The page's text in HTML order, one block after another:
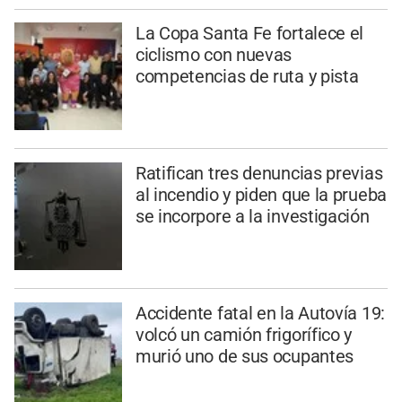
La Copa Santa Fe fortalece el
ciclismo con nuevas
competencias de ruta y pista
Ratifican tres denuncias previas
al incendio y piden que la prueba
se incorpore a la investigación
Accidente fatal en la Autovía 19:
volcó un camión frigorífico y
murió uno de sus ocupantes